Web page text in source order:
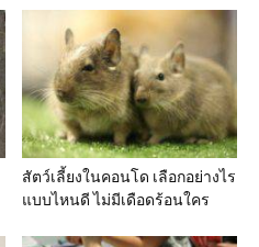
สัตว์เลี้ยงในคอนโด เลือกอย่างไร
แบบไหนดี ไม่มีเดือดร้อนใคร